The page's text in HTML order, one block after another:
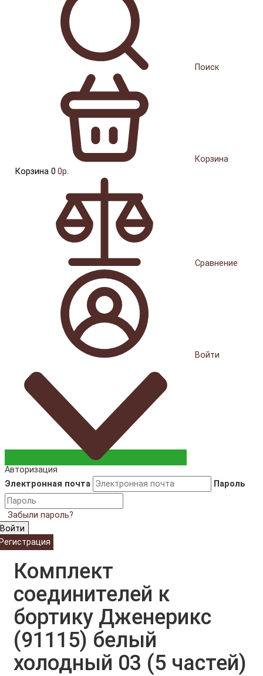
Поиск
Корзина
Корзина 0 0р.
Сравнение
Войти
Авторизация
Электронная почта
Пароль
Забыли пароль?
Войти
Комплект
соединителей к
бортику Дженерикс
(91115) белый
холодный 03 (5 частей)